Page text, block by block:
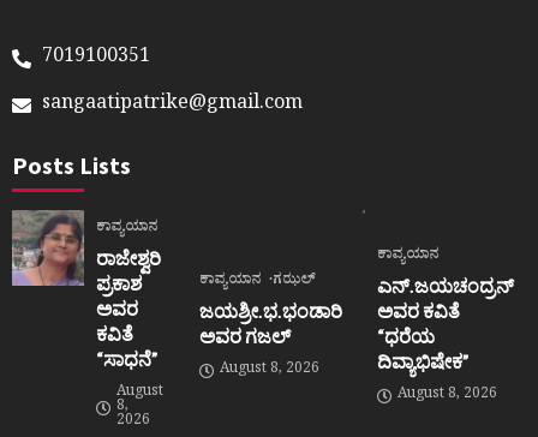
7019100351
sangaatipatrike@gmail.com
Posts Lists
ಕಾವ್ಯಯಾನ
ರಾಜೇಶ್ವರಿ
ಪ್ರಕಾಶ
ಅವರ
ಕವಿತೆ
“ಸಾಧನೆ”
August
8,
2026
ಕಾವ್ಯಯಾನ ಗಝಲ್
ಜಯಶ್ರೀ.ಭ.ಭಂಡಾರಿ
ಅವರ ಗಜಲ್
August 8, 2026
ಕಾವ್ಯಯಾನ
ಎನ್.ಜಯಚಂದ್ರನ್
ಅವರ ಕವಿತೆ
“ಧರೆಯ
ದಿವ್ಯಾಭಿಷೇಕ”
August 8, 2026